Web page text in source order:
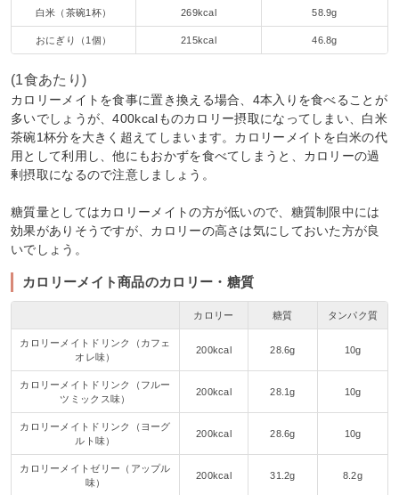
白米（茶碗1杯） 269kcal 58.9g
おにぎり（1個） 215kcal 46.8g
(1食あたり)
カロリーメイトを食事に置き換える場合、4本入りを食べることが
多いでしょうが、400kcalものカロリー摂取になってしまい、白米
茶碗1杯分を大きく超えてしまいます。カロリーメイトを白米の代
用として利用し、他にもおかずを食べてしまうと、カロリーの過
剰摂取になるので注意しましょう。
糖質量としてはカロリーメイトの方が低いので、糖質制限中には
効果がありそうですが、カロリーの高さは気にしておいた方が良
いでしょう。
カロリーメイト商品のカロリー・糖質
カロリー 糖質 タンパク質
カロリーメイトドリンク（カフェ
オレ味）
200kcal 28.6g 10g
カロリーメイトドリンク（フルー
ツミックス味）
200kcal 28.1g 10g
カロリーメイトドリンク（ヨーグ
ルト味）
200kcal 28.6g 10g
カロリーメイトゼリー（アップル
味）
200kcal 31.2g 8.2g